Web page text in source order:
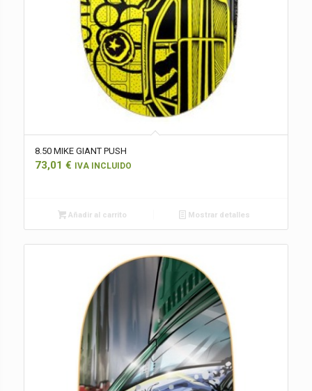
8.50 MIKE GIANT PUSH
73,01 € IVA INCLUIDO
Añadir al carrito Mostrar detalles